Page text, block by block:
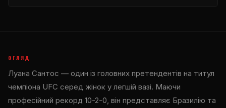
ОГЛЯД
Луана Сантос — один із головних претендентів на титул
чемпіона UFC серед жінок у легшій вазі. Маючи
професійний рекорд 10-2-0, він представляє Бразилію та